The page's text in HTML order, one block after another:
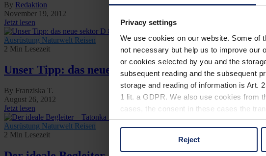
Privacy settings
We use cookies on our website. Some of
not necessary but help us to improve our
or cookies selected by you and the
subsequent reading and the subsequent
storage and reading of information is Art.
1 lit. a GDPR. We also use cookies from
cases, the consent in these cases the
You can consent to the use of non-
Reject
By Redaktion
November 19, 2012
Jetzt lesen
Ausrüstung Naturwelt Reisen
2 Min Lesezeit
Unser Tipp: das neue sektor D 8 x 42 Fernglas
By Franziska T.
August 26, 2012
Jetzt lesen
Ausrüstung Naturwelt Reisen
2 Min Lesezeit